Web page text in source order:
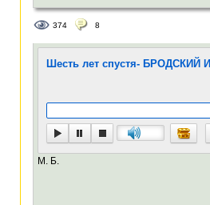
374 8
Шесть лет спустя- БРОДСКИЙ И
М. Б.